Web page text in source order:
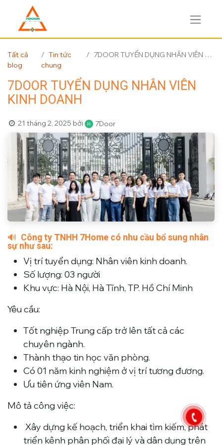
Tất cả
blog
Tin tức
chung
7DOOR TUYỂN DỤNG NHÂN VIÊN KINH DOANH
7DOOR TUYỂN DỤNG NHÂN VIÊN
KINH DOANH
21 tháng 2, 2025 bởi 7Door
🔊 Công ty TNHH 7Home có nhu cầu bổ sung nhân
sự như sau:
Vị trí tuyển dụng: Nhân viên kinh doanh.
Số lượng: 03 người
Khu vực: Hà Nội, Hà Tĩnh, TP. Hồ Chí Minh
Yêu cầu:
Tốt nghiệp Trung cấp trở lên tất cả các
chuyên ngành.
Thành thạo tin học văn phòng.
Có 01 năm kinh nghiệm ở vị trí tương đương.
Ưu tiên ứng viên Nam.
Mô tả công việc:
Xây dựng kế hoạch, triển khai tìm kiếm, phát
triển kênh phân phối đại lý và dân dụng trên